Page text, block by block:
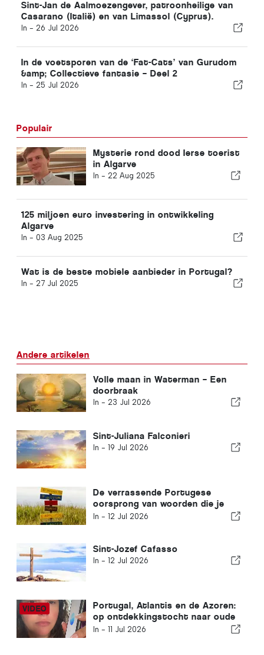
Sint-Jan de Aalmoezengever, patroonheilige van
Casarano (Italië) en van Limassol (Cyprus).
In - 26 Jul 2026
In de voetsporen van de ‘Fat-Cats’ van Gurudom
&amp; Collectieve fantasie – Deel 2
In - 25 Jul 2026
Populair
Mysterie rond dood Ierse toerist
in Algarve
In - 22 Aug 2025
125 miljoen euro investering in ontwikkeling
Algarve
In - 03 Aug 2025
Wat is de beste mobiele aanbieder in Portugal?
In - 27 Jul 2025
Andere artikelen
Volle maan in Waterman – Een
doorbraak
In - 23 Jul 2026
Sint-Juliana Falconieri
In - 19 Jul 2026
De verrassende Portugese
oorsprong van woorden die je
nog niet kende
In - 12 Jul 2026
Sint-Jozef Cafasso
In - 12 Jul 2026
Portugal, Atlantis en de Azoren:
op ontdekkingstocht naar oude
beschavingen en de verborgen
In - 11 Jul 2026